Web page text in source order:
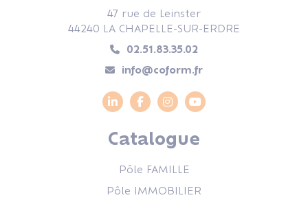
47 rue de Leinster
44240 LA CHAPELLE-SUR-ERDRE
02.51.83.35.02
info@coform.fr
Catalogue
Pôle FAMILLE
Pôle IMMOBILIER